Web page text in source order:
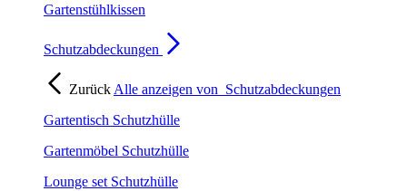
Gartenstühlkissen
Schutzabdeckungen
Zurück Alle anzeigen von Schutzabdeckungen
Gartentisch Schutzhülle
Gartenmöbel Schutzhülle
Lounge set Schutzhülle